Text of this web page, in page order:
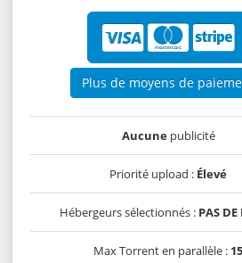
Plus de moyens de
Aucunepublicité
Priorité upload : Élevé
Hébergeurs sélectionnés : PAS
Max Torrent en parallèle : 15